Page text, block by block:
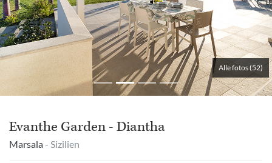
Alle fotos (52)
Evanthe Garden - Diantha
Marsala - Sizilien